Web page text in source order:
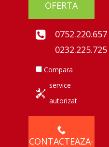
OFERTA
0752.220.657
0232.225.725
Compara
service
autorizat
CONTACTEAZA-